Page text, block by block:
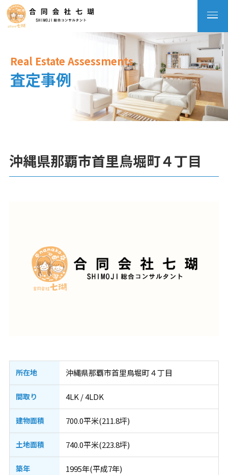
Real Estate Assessments
査定事例
沖縄県那覇市首里鳥堀町４丁目
所在地 沖縄県那覇市首里鳥堀町４丁目
間取り 4LK / 4LDK
建物面積 700.0平米(211.8坪)
土地面積 740.0平米(223.8坪)
築年 1995年(平成7年)